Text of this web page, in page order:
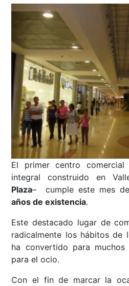
El primer centro
integral construido en
Plaza– cumple este mes
años de existencia.
Este destacado lugar de
radicalmente los hábitos de
ha convertido para
para el ocio.
Con el fin de marcar la